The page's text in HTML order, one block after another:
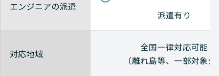
Alaxala
エンジニアの派遣
派遣有り
対応地域
全国一律対応可能
（離れ島等、一部対象